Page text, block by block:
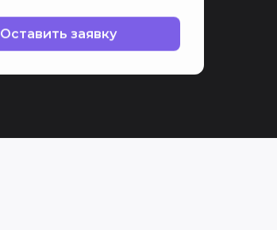
Оставить заявку